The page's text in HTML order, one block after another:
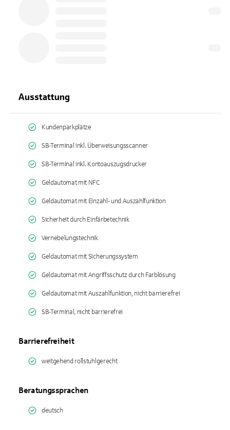
Ausstattung
Kundenparkplätze
SB-Terminal inkl. Überweisungsscanner
SB-Terminal inkl. Kontoauszugsdrucker
Geldautomat mit NFC
Geldautomat mit Einzahl- und Auszahlfunktion
Sicherheit durch Einfärbetechnik
Vernebelungstechnik
Geldautomat mit Sicherungssystem
Geldautomat mit Angriffsschutz durch Farblösung
Geldautomat mit Auszahlfunktion, nicht barrierefrei
SB-Terminal, nicht barrierefrei
Barrierefreiheit
weitgehend rollstuhlgerecht
Beratungssprachen
deutsch